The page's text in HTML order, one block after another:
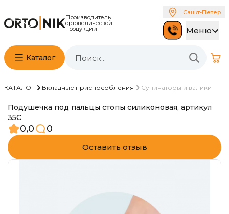
Производитель
ортопедической
продукции
Санкт-
Меню
Каталог
КАТАЛОГ Вкладные приспособления Супинаторы и валики
Подушечка под пальцы стопы силиконовая, артикул
35С
0,0 0
Оставить отзыв